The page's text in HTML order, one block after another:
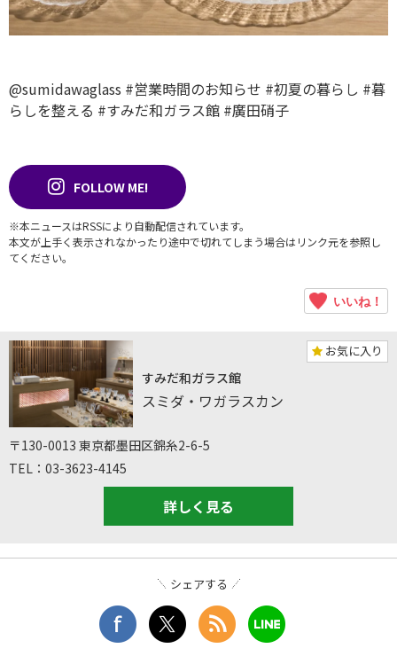
@sumidawaglass #営業時間のお知らせ #初夏の暮らし #暮
らしを整える #すみだ和ガラス館 #廣田硝子
FOLLOW ME!
※本ニュースはRSSにより自動配信されています。
本文が上手く表示されなかったり途中で切れてしまう場合はリンク元を参照し
てください。
いいね！
お気に入り
すみだ和ガラス館
スミダ・ワガラスカン
〒130-0013 東京都墨田区錦糸2-6-5
TEL：03-3623-4145
詳しく見る
シェアする